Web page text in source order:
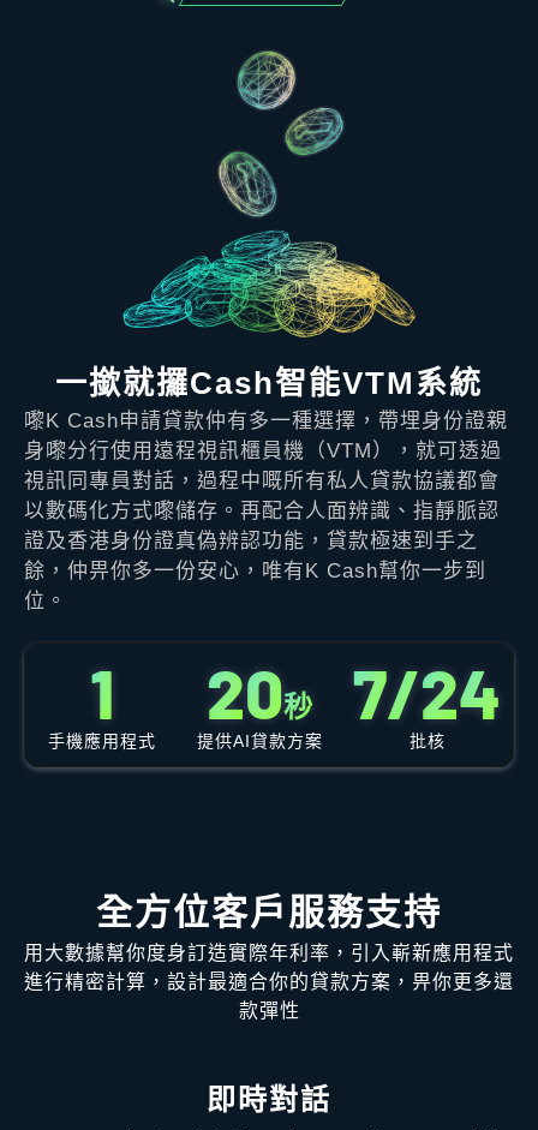
一撳就攞Cash智能VTM系統
嚟K Cash申請貸款仲有多一種選擇，帶埋身份證親
身嚟分行使用遠程視訊櫃員機（VTM），就可透過
視訊同專員對話，過程中嘅所有私人貸款協議都會
以數碼化方式嚟儲存。再配合人面辨識、指靜脈認
證及香港身份證真偽辨認功能，貸款極速到手之
餘，仲畀你多一份安心，唯有K Cash幫你一步到
位。
1
手機應用程式
20秒
提供AI貸款方案
7/24
批核
全方位客戶服務支持
用大數據幫你度身訂造實際年利率，引入嶄新應用程式
進行精密計算，設計最適合你的貸款方案，畀你更多還
款彈性
即時對話